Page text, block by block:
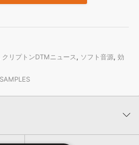
クリプトンDTMニュース, ソフト音源, 効